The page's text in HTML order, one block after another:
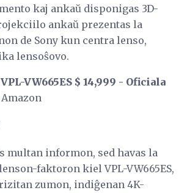
kaj ankaŭ disponigas 3D-
ankaŭ prezentas la
de Sony kun centra lenso,
lensoŝovo.
VW665ES $ 14,999 - Oficiala
multan informon, sed havas la
faktoron kiel VPL-VW665ES,
zumon, indiĝenan 4K-